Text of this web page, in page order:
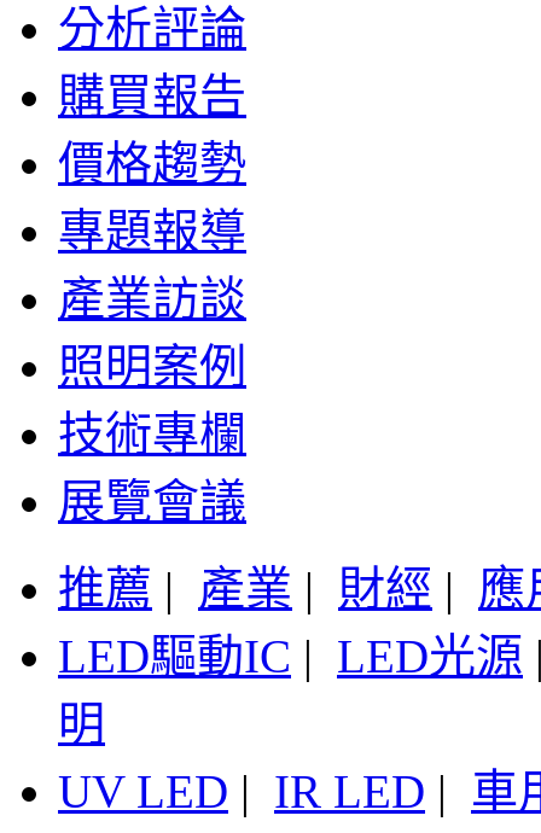
分析評論
購買報告
價格趨勢
專題報導
產業訪談
照明案例
技術專欄
展覽會議
推薦 | 產業 | 財經 | 應
LED驅動IC | LED光源
明
UV LED | IR LED | 車